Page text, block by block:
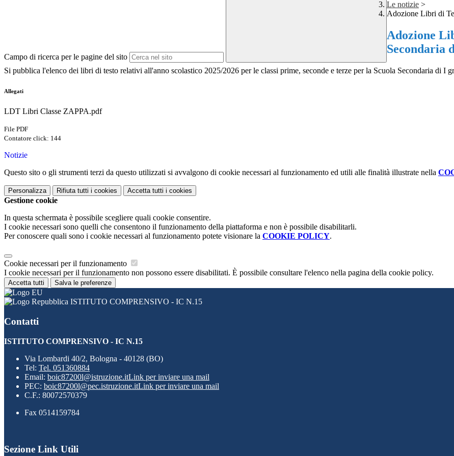
Campo di ricerca per le pagine del sito
Le notizie >
Adozione Libri di
Adozione
Secondaria
Si pubblica l'elenco dei libri di testo relativi all'anno scolastico 2025/2026 per le classi prime, seconde e terze per la Scuola Secondaria di I
Allegati
LDT Libri Classe ZAPPA.pdf
File PDF
Contatore click: 144
Notizie
Questo sito o gli strumenti terzi da questo utilizzati si avvalgono di cookie necessari al funzionamento ed utili alle finalità illustrate nella
Personalizza Rifiuta tutti i cookies Accetta tutti i cookies
Gestione cookie
In questa schermata è possibile scegliere quali cookie consentire.
I cookie necessari sono quelli che consentono il funzionamento della piattaforma e non è possibile disabilitarli.
Per conoscere quali sono i cookie necessari al funzionamento potete visionare la COOKIE POLICY.
Cookie necessari per il funzionamento
I cookie necessari per il funzionamento non possono essere disabilitati. È possibile consultare l'elenco nella pagina della cookie policy.
Accetta tutti Salva le preferenze
ISTITUTO COMPRENSIVO - IC N.15
Contatti
ISTITUTO COMPRENSIVO - IC N.15
Via Lombardi 40/2, Bologna - 40128 (BO)
Tel: Tel. 051360884
Email: boic87200l@istruzione.itLink per inviare una mail
PEC: boic87200l@pec.istruzione.itLink per inviare una mail
C.F.: 80072570379
Fax 0514159784
Sezione Link Utili